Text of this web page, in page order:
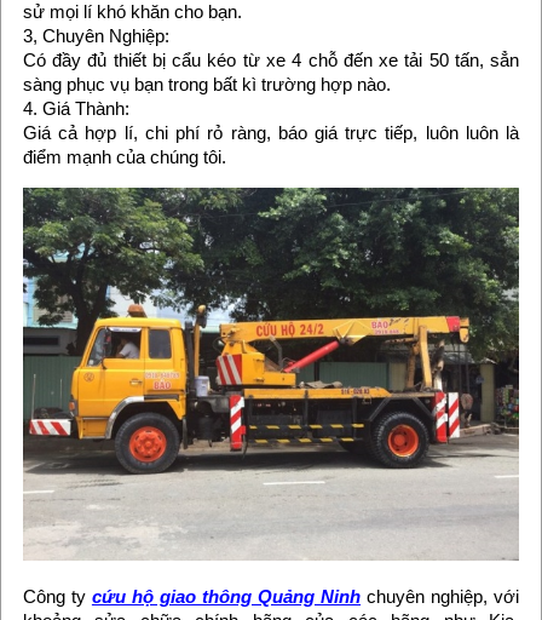
sử mọi lí khó khăn cho bạn.
3, Chuyên Nghiệp:
Có đầy đủ thiết bị cẩu kéo từ xe 4 chỗ đến xe tải 50 tấn, sẳn
sàng phục vụ bạn trong bất kì trường hợp nào.
4. Giá Thành:
Giá cả hợp lí, chi phí rỏ ràng, báo giá trực tiếp, luôn luôn là
điểm mạnh của chúng tôi.
Công ty cứu hộ giao thông Quảng Ninh chuyên nghiệp, với